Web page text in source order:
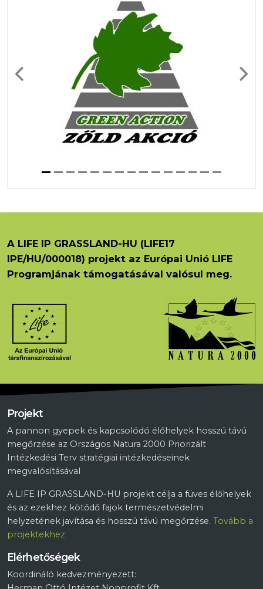
Previous Next
A LIFE IP GRASSLAND-HU (LIFE17
IPE/HU/000018) projekt az Európai Unió LIFE
Programjának támogatásával valósul meg.
Projekt
A pannon gyepek és kapcsolódó élőhelyek hosszú távú
megőrzése az Országos Natura 2000 Priorizált
Intézkedési Terv stratégiai intézkedéseinek
megvalósításával
A LIFE IP GRASSLAND-HU projekt célja a füves élőhelyek
és az ezekhez kötődő fajok természetvédelmi
helyzetének javítása és hosszú távú megőrzése. Tovább a
projektekhez
Elérhetőségek
Koordináló kedvezményezett: